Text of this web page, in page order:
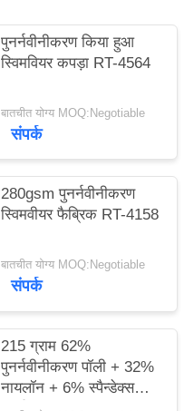
पुनर्नवीनीकरण किया हुआ
स्विमवियर कपड़ा RT-4564
बातचीत योग्य MOQ:Negotiable
संपर्क
280gsm पुनर्नवीनीकरण
स्विमवीयर फैब्रिक RT-4158
बातचीत योग्य MOQ:Negotiable
संपर्क
215 ग्राम 62%
पुनर्नवीनीकरण पॉली + 32%
नायलॉन + 6% स्पैन्डेक्स